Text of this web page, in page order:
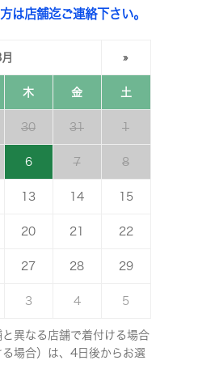
は店舗迄ご連絡下さい。
»
木 金 土
30 31 1
6 7 8
13 14 15
20 21 22
27 28 29
3 4 5
異なる店舗で着付ける場合
場合）は、4日後からお選